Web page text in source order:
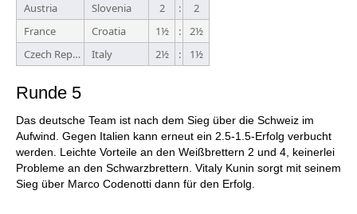
Austria
Slovenia 2 :
2
France
Croatia 1½ :
2½
Czech Republic
Italy 2½ : 1½
Runde 5
Das deutsche Team ist nach dem Sieg über die Schweiz im
Aufwind. Gegen Italien kann erneut ein 2.5-1.5-Erfolg verbucht
werden. Leichte Vorteile an den Weißbrettern 2 und 4, keinerlei
Probleme an den Schwarzbrettern. Vitaly Kunin sorgt mit seinem
Sieg über Marco Codenotti dann für den Erfolg.